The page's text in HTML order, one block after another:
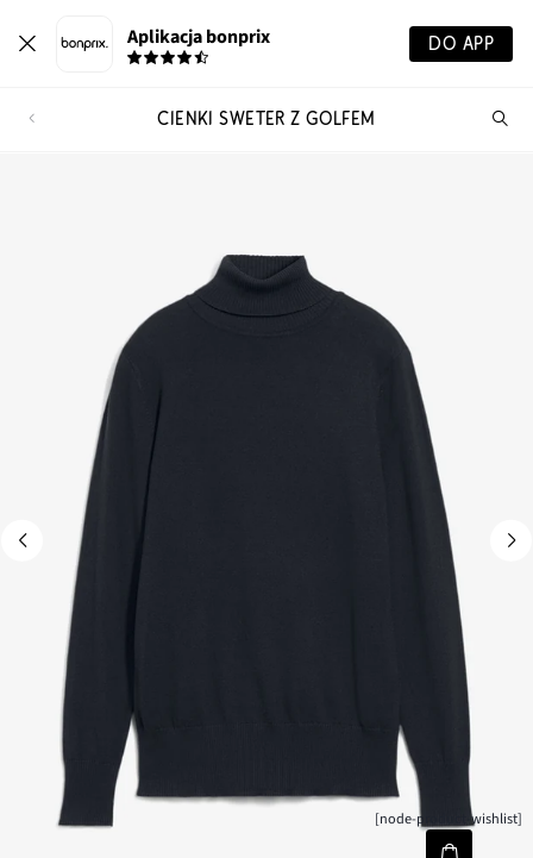
Aplikacja bonprix DO APP
CIENKI SWETER Z GOLFEM
[node-product-wishlist]